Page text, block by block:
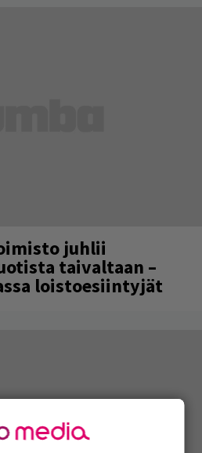
juhlii
taivaltaan –
loistoesiintyjät